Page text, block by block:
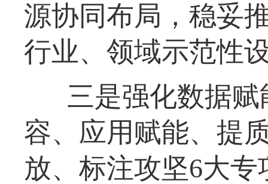
源协同布局，稳妥
行业、领域示范性
三是强化数据
容、应用赋能、提
放、标注攻坚6大